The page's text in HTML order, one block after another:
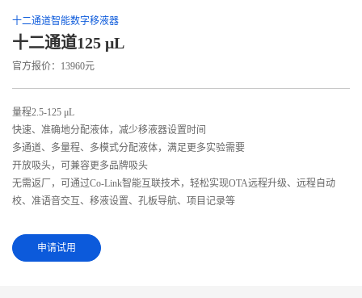
十二通道智能数字移液器
十二通道125 μL
官方报价：13960元
量程2.5-125 μL
快速、准确地分配液体，减少移液器设置时间
多通道、多量程、多模式分配液体，满足更多实验需要
开放吸头，可兼容更多品牌吸头
无需返厂，可通过Co-Link智能互联技术，轻松实现OTA远程升级、远程自动
校、准语音交互、移液设置、孔板导航、项目记录等
申请试用